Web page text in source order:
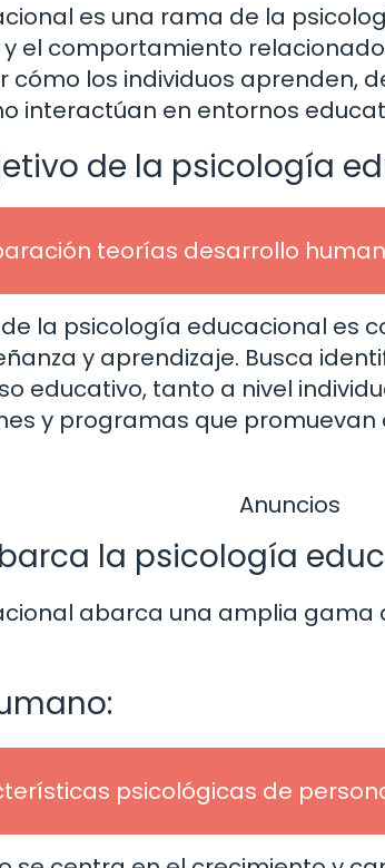
es una rama de la
el comportamiento
cómo los individuos aprenden,
interactúan en entornos
de la psicología
teorías desarrollo
la psicología educacional es
y aprendizaje. Busca
educativo, tanto a nivel
y programas que
Anuncios
la psicología
abarca una amplia gama
psicológicas de